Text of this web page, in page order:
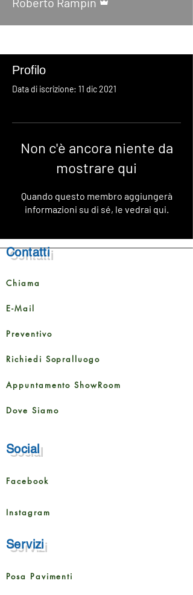
Profilo
Data di iscrizione: 11 dic 2021
Non c'è ancora niente da
mostrare qui
Quando questo membro aggiungerà
informazioni su di sé, le vedrai qui.
Contatti
Chiama
E-Mail
Preventivo
Richiedi Sopralluogo
Appuntamento ShowRoom
Dove Siamo
Social
Facebook
Instagram
Servizi
Posa Pavimenti